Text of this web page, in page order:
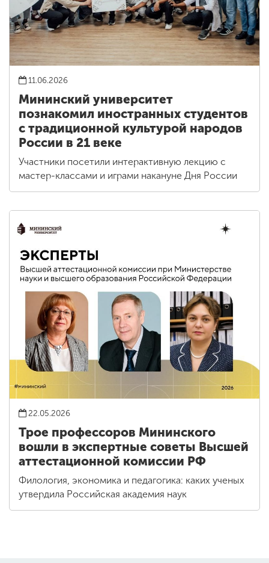
11.06.2026
Мининский университет
познакомил иностранных студентов
с традиционной культурой народов
России в 21 веке
Участники посетили интерактивную лекцию с
мастер-классами и играми накануне Дня России
22.05.2026
Трое профессоров Мининского
вошли в экспертные советы Высшей
аттестационной комиссии РФ
Филология, экономика и педагогика: каких ученых
утвердила Российская академия наук